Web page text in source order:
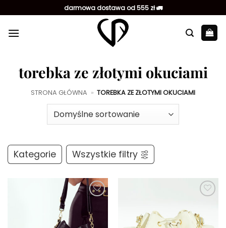
do
zawartości
darmowa dostawa od 555 zł 🚛
torebka ze złotymi okuciami
STRONA GŁÓWNA » TOREBKA ZE ZŁOTYMI OKUCIAMI
Kategorie Wszystkie filtry
Dodaj do
ulubionych
ulubionych